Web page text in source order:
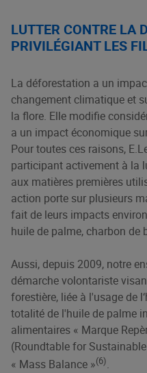
LUTTER CONTRE LA
PRIVILÉGIANT LES
La déforestation a un
changement climatique et
la flore. Elle modifie
a un impact économique
Pour toutes ces raisons,
participant activement à la
aux matières premières
action porte sur plusieurs
fait de leurs impacts
huile de palme, charbon de
Aussi, depuis 2009, notre
démarche volontariste
forestière, liée à l'usage de
totalité de l'huile de palme
alimentaires « Marque
(Roundtable for
« Mass Balance »(6).